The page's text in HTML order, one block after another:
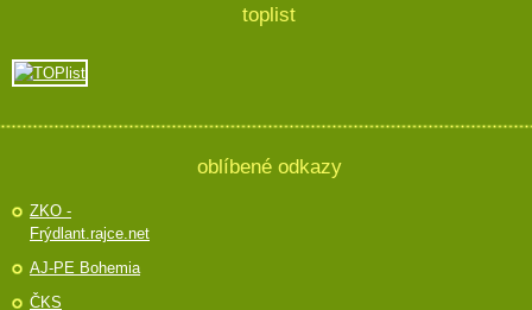
toplist
oblíbené odkazy
ZKO -
Frýdlant.rajce.net
AJ-PE Bohemia
ČKS